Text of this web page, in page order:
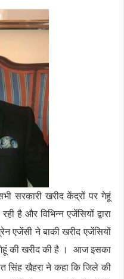
सरकारी खरीद केंद्रों पर गेहूं
है और विभिन्न एजेंसियों द्वारा
एजेंसी ने बाकी खरीद एजेंसियों
की खरीद की है । आज इसका
सिंह खैहरा ने कहा कि जिले की